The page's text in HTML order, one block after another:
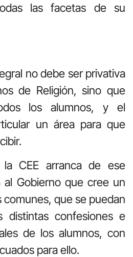
las facetas de su
no debe ser privativa
de Religión, sino que
los alumnos, y el
un área para que
CEE arranca de ese
al Gobierno que cree un
que se puedan
distintas confesiones e
de los alumnos, con
para ello.